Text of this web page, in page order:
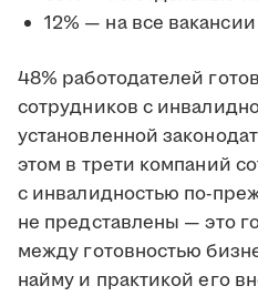
12% — на все вакансии
48% работодателей
сотрудников с
установленной
этом в трети компаний
с инвалидностью по-
не представлены — это
между готовностью
найму и практикой его